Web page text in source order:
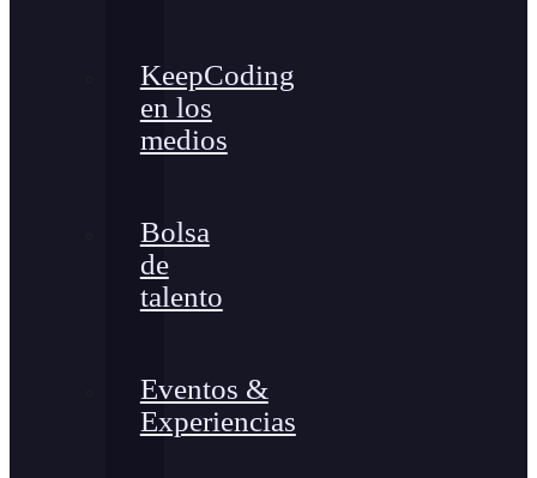
KeepCoding
en los
medios
Bolsa
de
talento
Eventos &
Experiencias